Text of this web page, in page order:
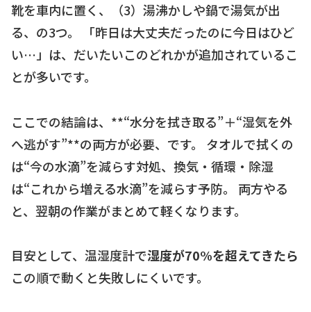
靴を車内に置く、（3）湯沸かしや鍋で湯気が出
る、の3つ。 「昨日は大丈夫だったのに今日はひど
い…」は、だいたいこのどれかが追加されているこ
とが多いです。
ここでの結論は、**“水分を拭き取る”＋“湿気を外
へ逃がす”**の両方が必要、です。 タオルで拭くの
は“今の水滴”を減らす対処、換気・循環・除湿
は“これから増える水滴”を減らす予防。 両方やる
と、翌朝の作業がまとめて軽くなります。
目安として、温湿度計で湿度が70%を超えてきたら
この順で動くと失敗しにくいです。